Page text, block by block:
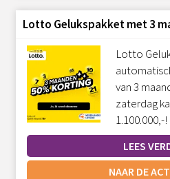
Lotto Gelukspakket met 3
Lotto
van 3
zaterdag
1.100.000,-
LEES
NAAR DE